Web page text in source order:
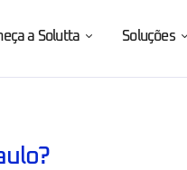
a Solutta Soluções